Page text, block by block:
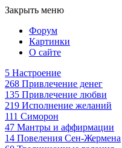
Закрыть меню
Форум
Картинки
О сайте
5 Настроение
268 Привлечение денег
135 Привлечение любви
219 Исполнение желаний
111 Симорон
47 Мантры и аффирмации
14 Повеления Сен-Жермена